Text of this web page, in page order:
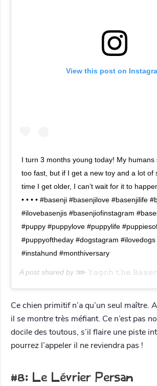
View this post on
I turn 3 months young today! My humans
too fast, but if I get a new toy and a lot of
time I get older, I can’t wait for it to
• • • • #basenji #basenjilove #basenjilife
#ilovebasenjis #basenjiofinstagram
#puppy #puppylove #puppylife
#puppyoftheday #dogstagram
#instahund #monthiversary
A post shared by ⋙ 𝚈𝚊𝚐𝚘𝚑 𝚝𝚑𝚎
Ce chien primitif n’a qu’un seul maître.
il se montre très méfiant. Ce n’est pas
docile des toutous, s’il flaire une piste
pourrez l’appeler il ne reviendra pas !
#8: Le Lévrier Persan